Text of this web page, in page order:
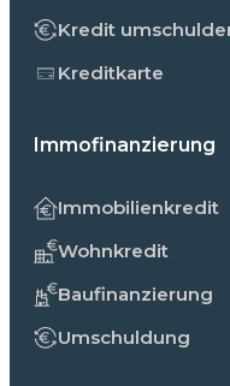
Kredit
Kreditkarte
Immofinanzierung
Immobilienkredit
Wohnkredit
Baufinanzierung
Umschuldung